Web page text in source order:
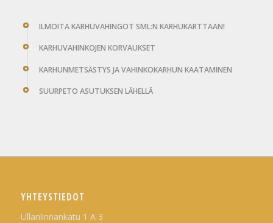
ILMOITA KARHUVAHINGOT SML:N KARHUKARTTAAN!
KARHUVAHINKOJEN KORVAUKSET
KARHUNMETSÄSTYS JA VAHINKOKARHUN KAATAMINEN
SUURPETO ASUTUKSEN LÄHELLÄ
YHTEYSTIEDOT
Ullanlinnankatu 1 A 3